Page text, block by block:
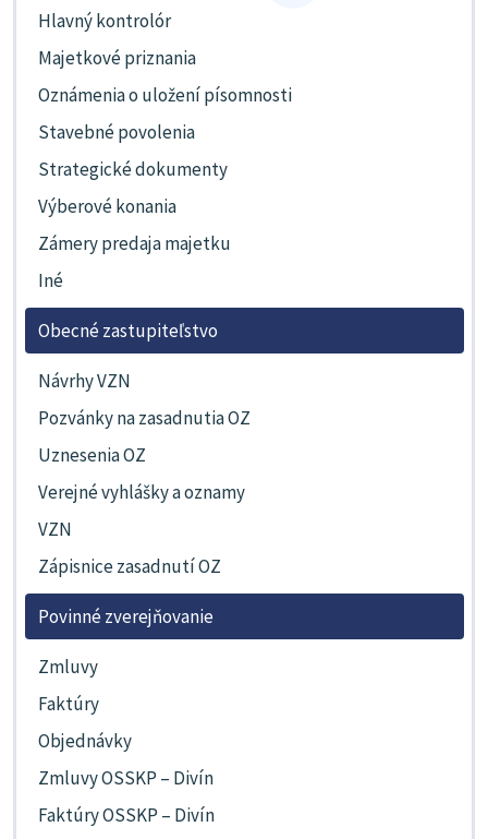
Hlavný kontrolór
Majetkové priznania
Oznámenia o uložení písomnosti
Stavebné povolenia
Strategické dokumenty
Výberové konania
Zámery predaja majetku
Iné
Obecné zastupiteľstvo
Návrhy VZN
Pozvánky na zasadnutia OZ
Uznesenia OZ
Verejné vyhlášky a oznamy
VZN
Zápisnice zasadnutí OZ
Povinné zverejňovanie
Zmluvy
Faktúry
Objednávky
Zmluvy OSSKP – Divín
Faktúry OSSKP – Divín